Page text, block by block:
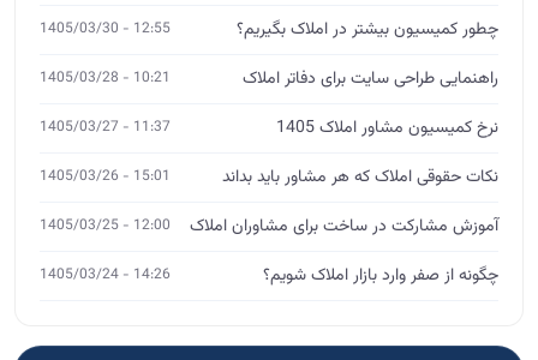
چطور کمیسیون بیشتر در املاک بگیریم؟ 12:55 - 1405/03/30
راهنمایی طراحی سایت برای دفاتر املاک 10:21 - 1405/03/28
نرخ کمیسیون مشاور املاک 1405 11:37 - 1405/03/27
نکات حقوقی املاک که هر مشاور باید بداند 15:01 - 1405/03/26
آموزش مشارکت در ساخت برای مشاوران املاک 12:00 - 1405/03/25
چگونه از صفر وارد بازار املاک شویم؟ 14:26 - 1405/03/24